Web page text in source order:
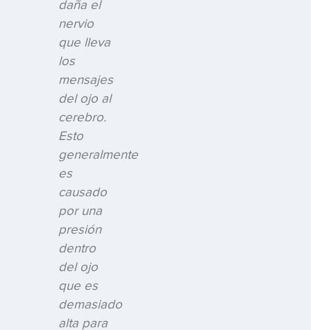
daña el
nervio
que lleva
los
mensajes
del ojo al
cerebro.
Esto
generalmente
es
causado
por una
presión
dentro
del ojo
que es
demasiado
alta para